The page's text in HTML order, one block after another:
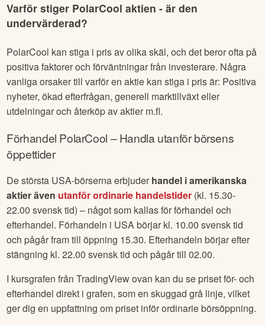
Varför stiger PolarCool aktien - är den
undervärderad?
PolarCool kan stiga i pris av olika skäl, och det beror ofta på
positiva faktorer och förväntningar från investerare. Några
vanliga orsaker till varför en aktie kan stiga i pris är: Positiva
nyheter, ökad efterfrågan, generell marktillväxt eller
utdelningar och återköp av aktier m.fl.
Förhandel PolarCool – Handla utanför börsens
öppettider
De största USA-börserna erbjuder handel i amerikanska
aktier även utanför ordinarie handelstider (kl. 15.30-
22.00 svensk tid) – något som kallas för förhandel och
efterhandel. Förhandeln i USA börjar kl. 10.00 svensk tid
och pågår fram till öppning 15.30. Efterhandeln börjar efter
stängning kl. 22.00 svensk tid och pågår till 02.00.
I kursgrafen från TradingView ovan kan du se priset för- och
efterhandel direkt i grafen, som en skuggad grå linje, vilket
ger dig en uppfattning om priset inför ordinarie börsöppning.